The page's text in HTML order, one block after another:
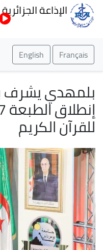
الإذاعة الجزائرية
Français
English
بلمهدي يشرف
للقرآن الكريم